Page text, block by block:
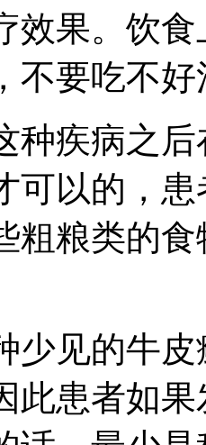
效果。饮
不要吃不
疾病之后
可以的，
粗粮类的
见的牛皮
此患者如